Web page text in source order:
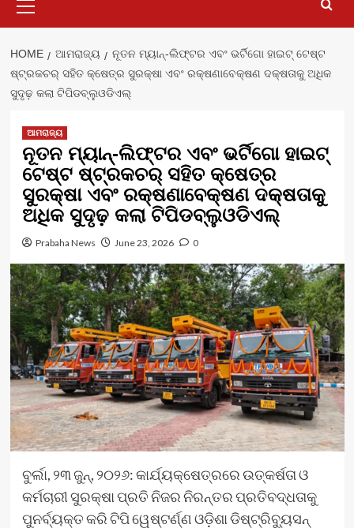
Menu
HOME ଆମରାଜ୍ୟ
ନୂତନ ମ୍ୟାନ୍-ଲିଫ୍ଟର ଏବଂ ଭର୍ଟିଗୋ ହାଇଟ୍ ଟେଷ୍ଟ
ଷ୍ଟ୍ରକଚର୍ ସହିତ କ୍ଷେତ୍ର ସୁରକ୍ଷା ଏବଂ ରକ୍ଷଣାବେକ୍ଷଣ ଦକ୍ଷତାକୁ ଅଧିକ
ସୁଦୃଢ଼ କଲା ଟିପିଡବ୍ଲୁଓଡିଏଲ୍
ଆମରାଜ୍ୟ
ନୂତନ ମ୍ୟାନ୍-ଲିଫ୍ଟର ଏବଂ ଭର୍ଟିଗୋ ହାଇଟ୍
ଟେଷ୍ଟ ଷ୍ଟ୍ରକଚର୍ ସହିତ କ୍ଷେତ୍ର
ସୁରକ୍ଷା ଏବଂ ରକ୍ଷଣାବେକ୍ଷଣ ଦକ୍ଷତାକୁ
ଅଧିକ ସୁଦୃଢ଼ କଲା ଟିପିଡବ୍ଲୁଓଡିଏଲ୍
Prabaha News June 23, 2026 0
ବୁର୍ଲା, ୨୩ ଜୁନ୍, ୨୦୨୬: କାର୍ଯ୍ୟକ୍ଷେତ୍ରରେ ଉତ୍କର୍ଷତା ଓ
କର୍ମଚାରୀ ସୁରକ୍ଷା ପ୍ରତି ନିଜର ନିରନ୍ତର ପ୍ରତିବଦ୍ଧତାକୁ
ପୁନର୍ବ୍ୟକ୍ତ କରି ଟିପି ୱେଷ୍ଟର୍ଣ୍ଣ ଓଡ଼ିଶା ଡିଷ୍ଟ୍ରିବ୍ୟୁସନ୍